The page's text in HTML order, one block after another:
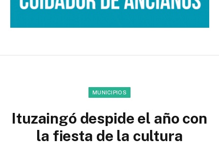
MUNICIPIOS
Ituzaingó despide el año con
la fiesta de la cultura